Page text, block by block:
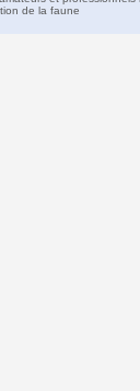
de la faune